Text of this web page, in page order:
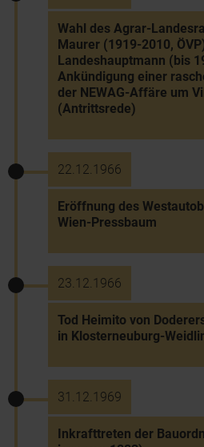
Wahl des Agrar-
Maurer (1919-2010,
Landeshauptmann (bis
Ankündigung einer
der NEWAG-Affäre um
(Antrittsrede)
22.12.1966
Eröffnung des
Wien-Pressbaum
23.12.1966
Tod Heimito von
in Klosterneuburg-
31.12.1969
Inkrafttreten der